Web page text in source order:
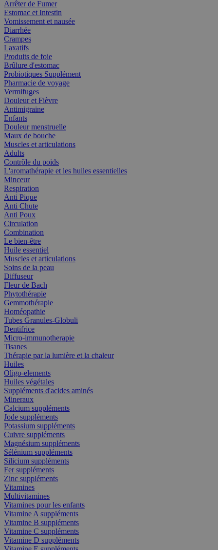
Arrêter de Fumer
Estomac et Intestin
Vomissement et nausée
Diarrhée
Crampes
Laxatifs
Produits de foie
Brûlure d'estomac
Probiotiques Supplément
Pharmacie de voyage
Vermifuges
Douleur et Fièvre
Antimigraine
Enfants
Douleur menstruelle
Maux de bouche
Muscles et articulations
Adults
Contrôle du poids
L'aromathérapie et les huiles essentielles
Minceur
Respiration
Anti Pique
Anti Chute
Anti Poux
Circulation
Combination
Le bien-être
Huile essentiel
Muscles et articulations
Soins de la peau
Diffuseur
Fleur de Bach
Phytothérapie
Gemmothérapie
Homéopathie
Tubes Granules-Globuli
Dentifrice
Micro-immunotherapie
Tisanes
Thérapie par la lumière et la chaleur
Huiles
Oligo-elements
Huiles végétales
Suppléments d'acides aminés
Mineraux
Calcium suppléments
Jode suppléments
Potassium suppléments
Cuivre suppléments
Magnésium suppléments
Sélénium suppléments
Silicium suppléments
Fer suppléments
Zinc suppléments
Vitamines
Multivitamines
Vitamines pour les enfants
Vitamine A suppléments
Vitamine B suppléments
Vitamine C suppléments
Vitamine D suppléments